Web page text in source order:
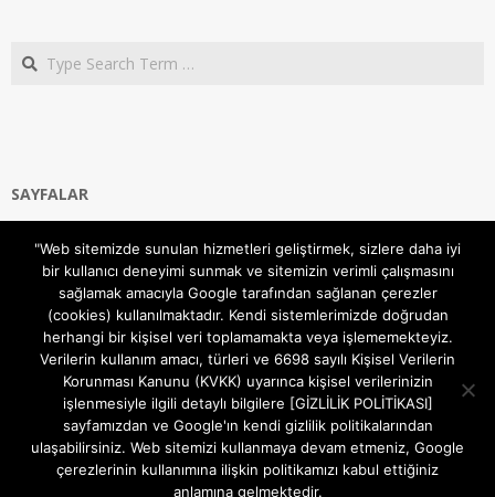
Search
SAYFALAR
Gizlilik ve Çerezler (Cookies) Politikası
Hakkımızda
İletişim Kanalları
MODEM KURULUM
TEKNİK DESTEK
TELEVİZYON SİSTEMLERİ
"Web sitemizde sunulan hizmetleri geliştirmek, sizlere daha iyi
bir kullanıcı deneyimi sunmak ve sitemizin verimli çalışmasını
sağlamak amacıyla Google tarafından sağlanan çerezler
(cookies) kullanılmaktadır. Kendi sistemlerimizde doğrudan
herhangi bir kişisel veri toplamamakta veya işlememekteyiz.
Verilerin kullanım amacı, türleri ve 6698 sayılı Kişisel Verilerin
Korunması Kanunu (KVKK) uyarınca kişisel verilerinizin
işlenmesiyle ilgili detaylı bilgilere [GİZLİLİK POLİTİKASI]
sayfamızdan ve Google'ın kendi gizlilik politikalarından
ulaşabilirsiniz. Web sitemizi kullanmaya devam etmeniz, Google
çerezlerinin kullanımına ilişkin politikamızı kabul ettiğiniz
anlamına gelmektedir.